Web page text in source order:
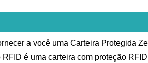
a você uma Carteira Protegida
é uma carteira com proteção